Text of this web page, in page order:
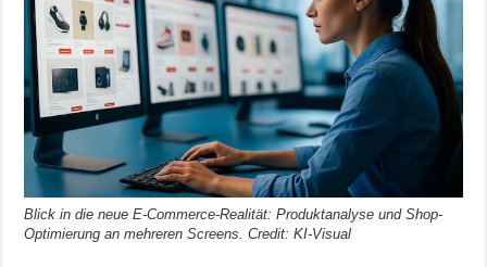
Blick in die neue E-Commerce-Realität: Produktanalyse und Shop-
Optimierung an mehreren Screens. Credit: KI-Visual